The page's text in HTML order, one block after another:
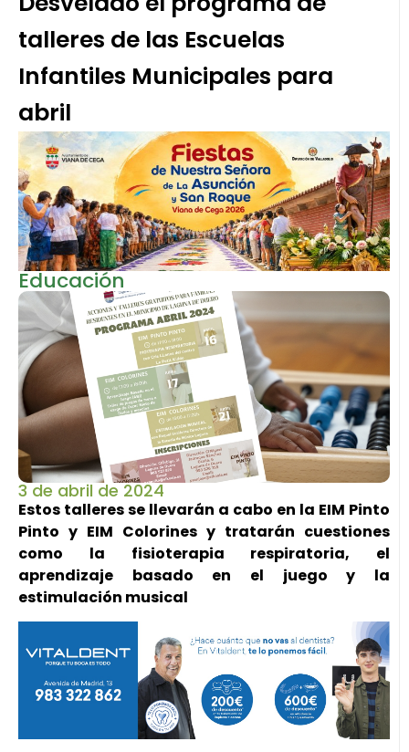
talleres de las Escuelas
Infantiles Municipales para
abril
Educación
3 de abril de 2024
Estos talleres se llevarán a cabo en la EIM Pinto
Pinto y EIM Colorines y tratarán cuestiones
como la fisioterapia respiratoria, el
aprendizaje basado en el juego y la
estimulación musical